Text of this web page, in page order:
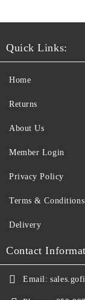
Quick Links:
Home
Returns
About Us
Member Login
Privacy Policy
Terms & Conditions
Delivery
Contact
Email: